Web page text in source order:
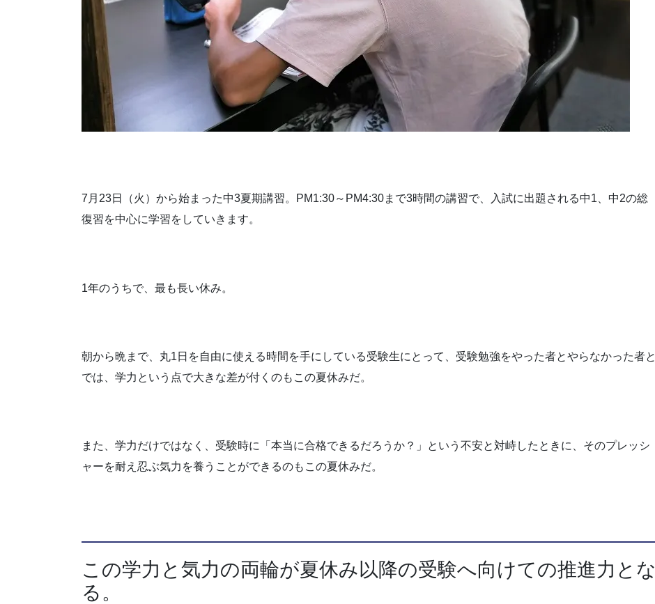
7月23日（火）から始まった中3夏期講習。PM1:30～PM4:30まで3時間の講習で、入試に出題される中1、中2の総
復習を中心に学習をしていきます。
1年のうちで、最も長い休み。
朝から晩まで、丸1日を自由に使える時間を手にしている受験生にとって、受験勉強をやった者とやらなかった者と
では、学力という点で大きな差が付くのもこの夏休みだ。
また、学力だけではなく、受験時に「本当に合格できるだろうか？」という不安と対峙したときに、そのプレッシ
ャーを耐え忍ぶ気力を養うことができるのもこの夏休みだ。
この学力と気力の両輪が夏休み以降の受験へ向けての推進力とな
る。